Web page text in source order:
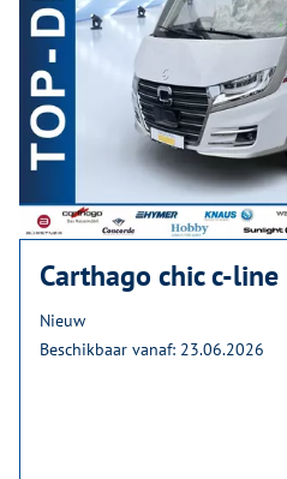
Carthago chic c-
Nieuw
Beschikbaar vanaf: 23.06.2026